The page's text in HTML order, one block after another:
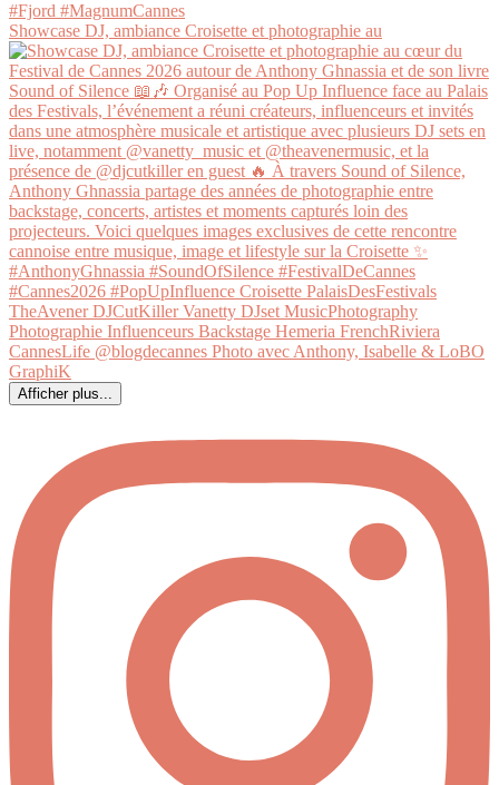
Showcase DJ, ambiance Croisette et photographie au
Afficher plus...